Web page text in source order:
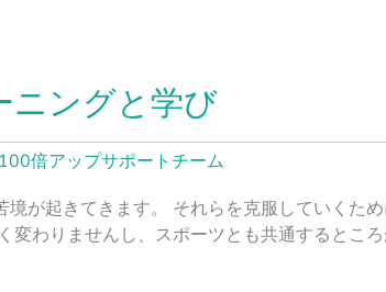
ニングと学び
倍アップサポートチーム
が起きてきます。 それらを克服していくた
変わりませんし、スポーツとも共通するとこ